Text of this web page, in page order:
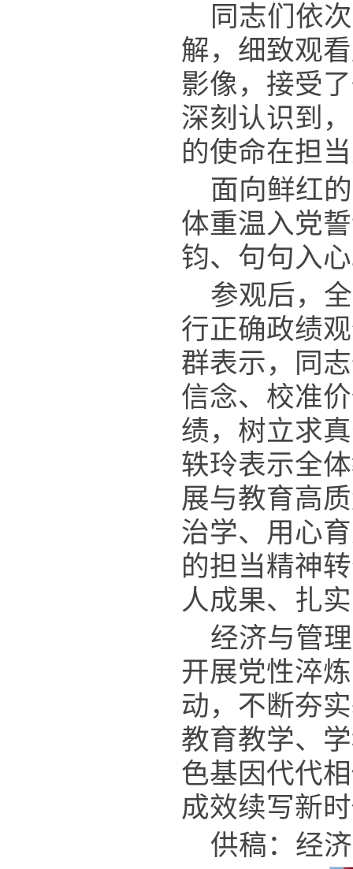
同志们依
解，细致观
影像，接受
深刻认识到
的使命在担
面向鲜红
体重温入党
钧、句句入
参观后，
行正确政绩
群表示，同
信念、校准
绩，树立求
轶玲表示全
展与教育高
治学、用心
的担当精神
人成果、扎
经济与管
开展党性淬
动，不断夯
教育教学、
色基因代代
成效续写新
供稿：经